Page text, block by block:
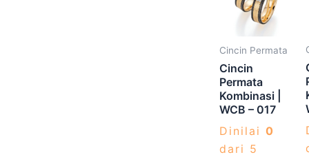
Cincin Permata
Cincin
Permata
Kombinasi |
WCB – 017
Dinilai 0
dari 5
memiliki
beberapa
ini
dapat
diambil
di